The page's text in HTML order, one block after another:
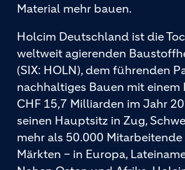
Material mehr bauen.
Holcim Deutschland ist die
weltweit agierenden
(SIX: HOLN), dem führenden
nachhaltiges Bauen mit
CHF 15,7 Milliarden im Jahr
seinen Hauptsitz in Zug,
mehr als 50.000
Märkten – in Europa,